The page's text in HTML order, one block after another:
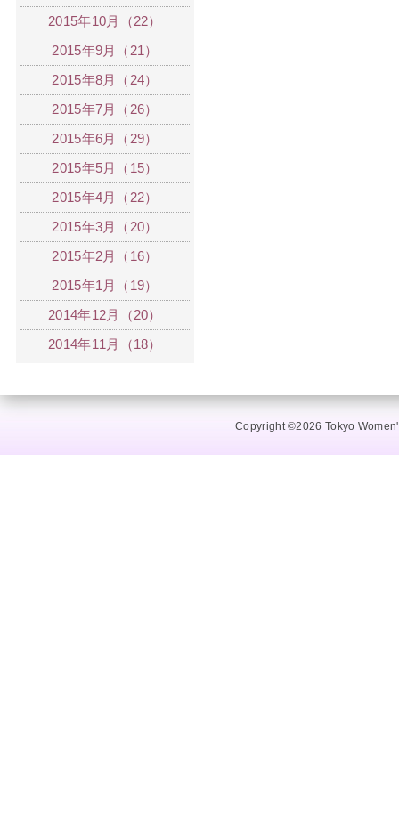
2015年10月（22）
2015年9月（21）
2015年8月（24）
2015年7月（26）
2015年6月（29）
2015年5月（15）
2015年4月（22）
2015年3月（20）
2015年2月（16）
2015年1月（19）
2014年12月（20）
2014年11月（18）
Copyright ©2026 Tokyo